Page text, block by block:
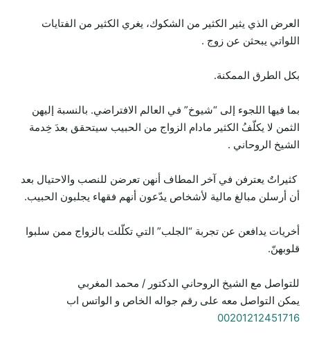
العرض الذي يثير الكثير من الشكوك، يغري الكثير من الفتايات
اللواتي يبحثن عن زوج .
بكل الطرق الممكنة.
بما فيها اللجوء إلى “شيوخ” في العالم الافتراضي. بالنسبة إليهن
الثمن لا يكلّفُ الكثير مادام الزواج من الحبيب سيتحقق بعدَ خِدمة
الشيخ الروحاني .
كثيراتٌ يعترفن في آخر المطاف أنهن تعرضن للنصب والاحتيال بعد
أن أرسلن مبالغ مالية لأشخاص يدّعون أنهم فقهاء يجلبون الحبيب.
أخريات يدافعن عن تجربة “الجلب” التي تكلّلت بالزواج ممن سلبوا
قلوبهنّ.
للتواصل مع الشيخ الروحاني الدكتور / محمد المغربي
يمكن التواصل معه على رقم جواله الخاص و الواتس اب
00201212451716